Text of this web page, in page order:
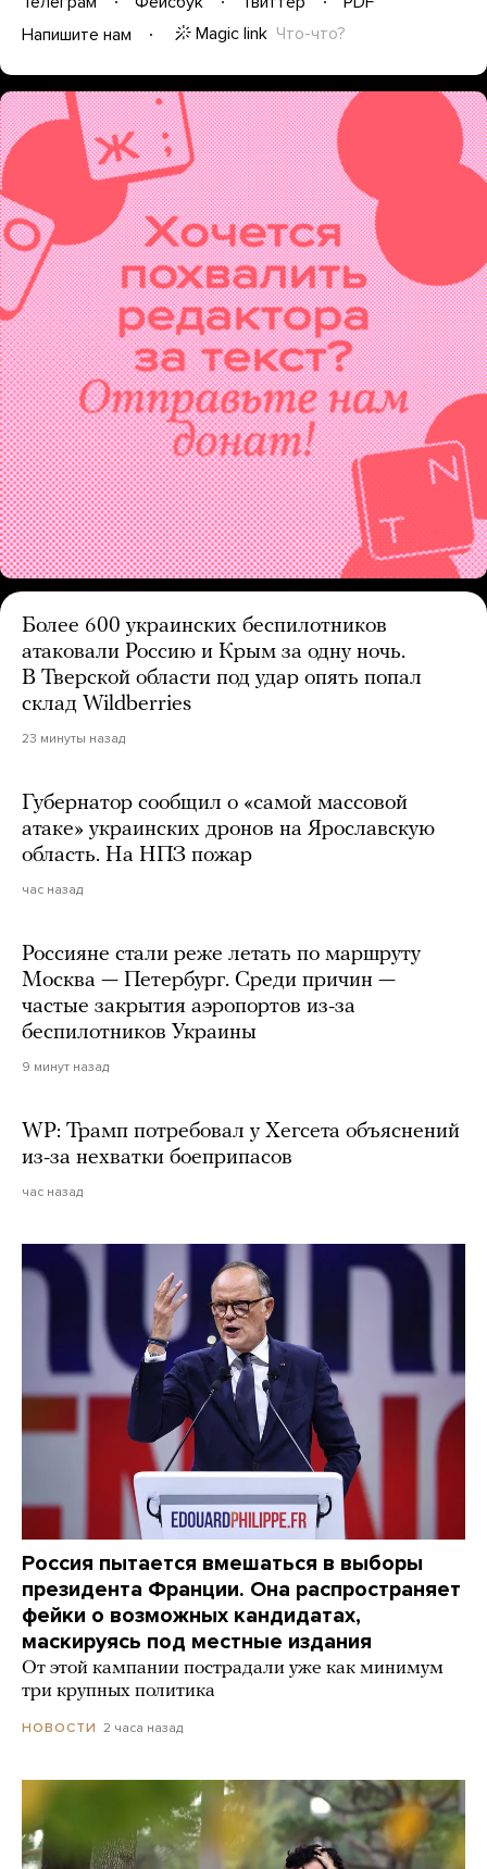
Напишите нам
Magic link Что-что?
Более 600 украинских беспилотников
атаковали Россию и Крым за одну ночь.
В Тверской области под удар опять попал
склад Wildberries
23 минуты назад
Губернатор сообщил о «самой массовой
атаке» украинских дронов на Ярославскую
область. На НПЗ пожар
час назад
Россияне стали реже летать по маршруту
Москва — Петербург. Среди причин —
частые закрытия аэропортов из-за
беспилотников Украины
9 минут назад
WP: Трамп потребовал у Хегсета объяснений
из-за нехватки боеприпасов
час назад
Россия пытается вмешаться в выборы
президента Франции. Она распространяет
фейки о возможных кандидатах,
маскируясь под местные издания
От этой кампании пострадали уже как минимум
три крупных политика
НОВОСТИ 2 часа назад